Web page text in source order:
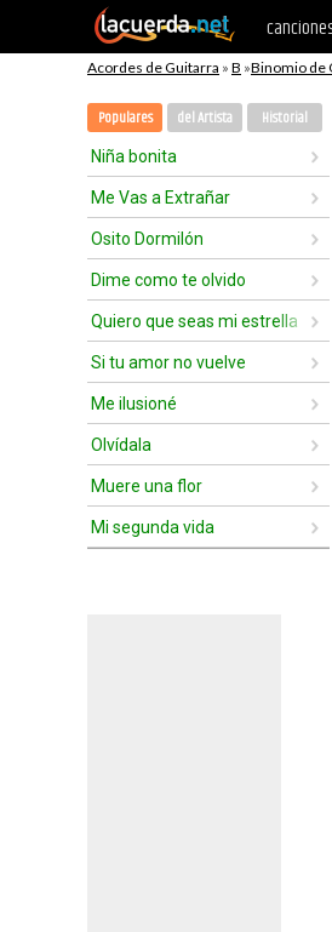
Acordes de Guitarra » B »Binomio de
Populares del Artista Historial
Niña bonita
Me Vas a Extrañar
Osito Dormilón
Dime como te olvido
Quiero que seas mi estrella
Si tu amor no vuelve
Me ilusioné
Olvídala
Muere una flor
Mi segunda vida